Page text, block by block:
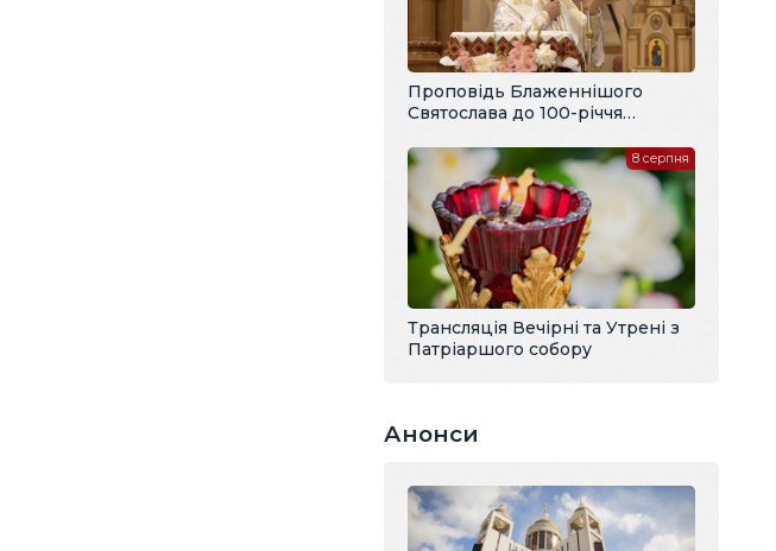
Проповідь Блаженнішого
Святослава до 100-річчя
Трансляція Вечірні та Утрені з
Патріаршого собору
8 серпня
Анонси